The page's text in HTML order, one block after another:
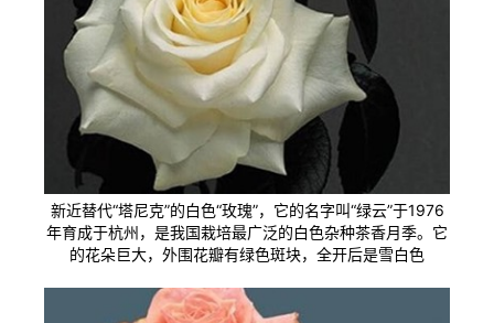
新近替代“塔尼克”的白色“玫瑰”，它的名字叫“绿云”于1976
年育成于杭州，是我国栽培最广泛的白色杂种茶香月季。它
的花朵巨大，外围花瓣有绿色斑块，全开后是雪白色